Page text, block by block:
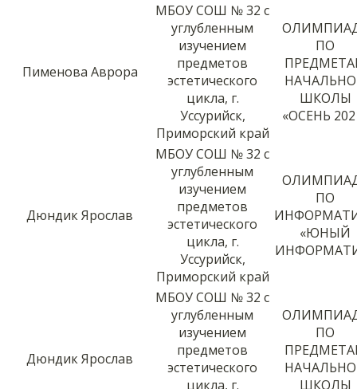
Пименова Аврора
МБОУ СОШ № 32 с
углубленным
изучением
предметов
эстетического
цикла, г.
Уссурийск,
Приморский край
ПО
ШКОЛЫ
«ОСЕНЬ
Дюндик Ярослав
МБОУ СОШ № 32 с
углубленным
изучением
предметов
эстетического
цикла, г.
Уссурийск,
Приморский край
ПО
«ЮНЫЙ
Дюндик Ярослав
МБОУ СОШ № 32 с
углубленным
изучением
предметов
эстетического
цикла, г.
ПО
ШКОЛЫ